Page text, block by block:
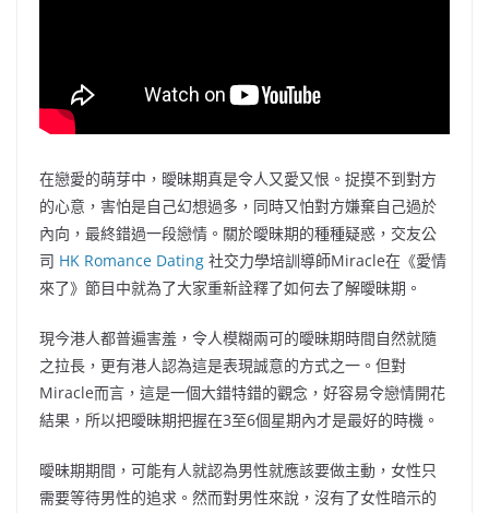
在戀愛的萌芽中，曖昧期真是令人又愛又恨。捉摸不到對方
的心意，害怕是自己幻想過多，同時又怕對方嫌棄自己過於
內向，最終錯過一段戀情。關於曖昧期的種種疑惑，交友公
司 HK Romance Dating 社交力學培訓導師Miracle在《愛情
來了》節目中就為了大家重新詮釋了如何去了解曖昧期。
現今港人都普遍害羞，令人模糊兩可的曖昧期時間自然就隨
之拉長，更有港人認為這是表現誠意的方式之一。但對
Miracle而言，這是一個大錯特錯的觀念，好容易令戀情開花
結果，所以把曖昧期把握在3至6個星期內才是最好的時機。
曖昧期期間，可能有人就認為男性就應該要做主動，女性只
需要等待男性的追求。然而對男性來說，沒有了女性暗示的